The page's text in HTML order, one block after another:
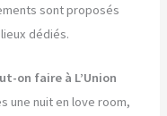
sont proposés
dédiés.
on faire à L’Union
une nuit en love room,